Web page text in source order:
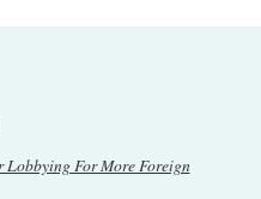
Lobbying For More Foreign